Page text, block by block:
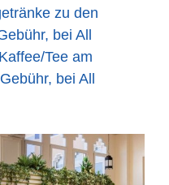
zu den
bei All
Tee am
bei All